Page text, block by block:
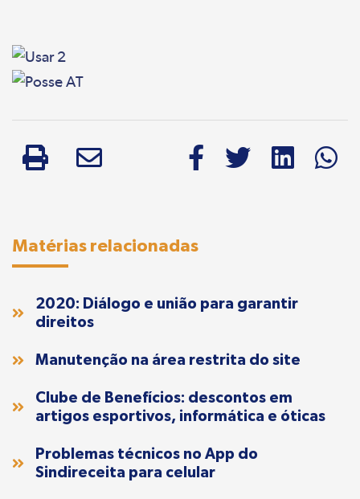
Matérias relacionadas
2020: Diálogo e união para garantir
direitos
Manutenção na área restrita do site
Clube de Benefícios: descontos em
artigos esportivos, informática e óticas
Problemas técnicos no App do
Sindireceita para celular